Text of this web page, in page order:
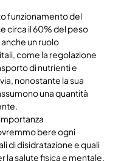
funzionamento del
circa il 60% del peso
un ruolo
come la regolazione
di nutrienti e
nonostante la sua
una quantità
bere ogni
di disidratazione e quali
la salute fisica e mentale.